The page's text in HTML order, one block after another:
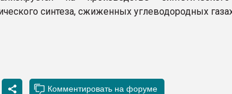
синтеза, сжиженных углеводородных